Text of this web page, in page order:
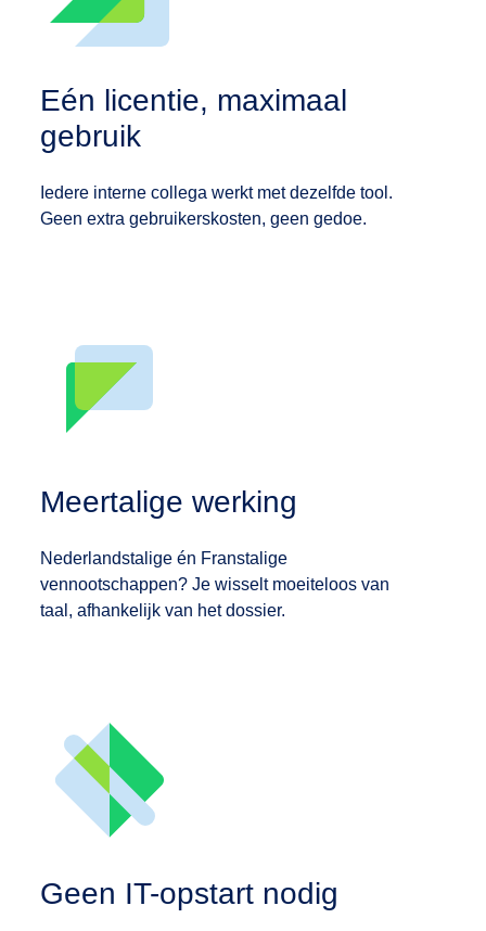
België
Belgique
Nederland
Eén licentie, maximaal
gebruik
Iedere interne collega werkt met dezelfde tool.
Geen extra gebruikerskosten, geen gedoe.
Meertalige werking
Nederlandstalige én Franstalige
vennootschappen? Je wisselt moeiteloos van
taal, afhankelijk van het dossier.
Geen IT-opstart nodig